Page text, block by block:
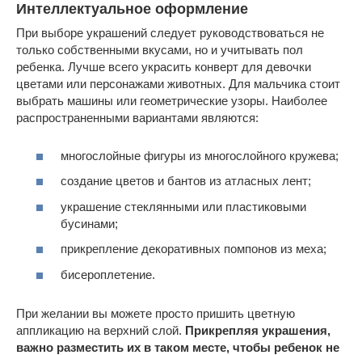
Интеллектуальное оформление
При выборе украшений следует руководствоваться не
только собственными вкусами, но и учитывать пол
ребенка. Лучше всего украсить конверт для девочки
цветами или персонажами животных. Для мальчика стоит
выбрать машины или геометрические узоры. Наиболее
распространенными вариантами являются:
многослойные фигуры из многослойного кружева;
создание цветов и бантов из атласных лент;
украшение стеклянными или пластиковыми
бусинами;
прикрепление декоративных помпонов из меха;
бисероплетение.
При желании вы можете просто пришить цветную
аппликацию на верхний слой. Прикрепляя украшения,
важно разместить их в таком месте, чтобы ребенок не